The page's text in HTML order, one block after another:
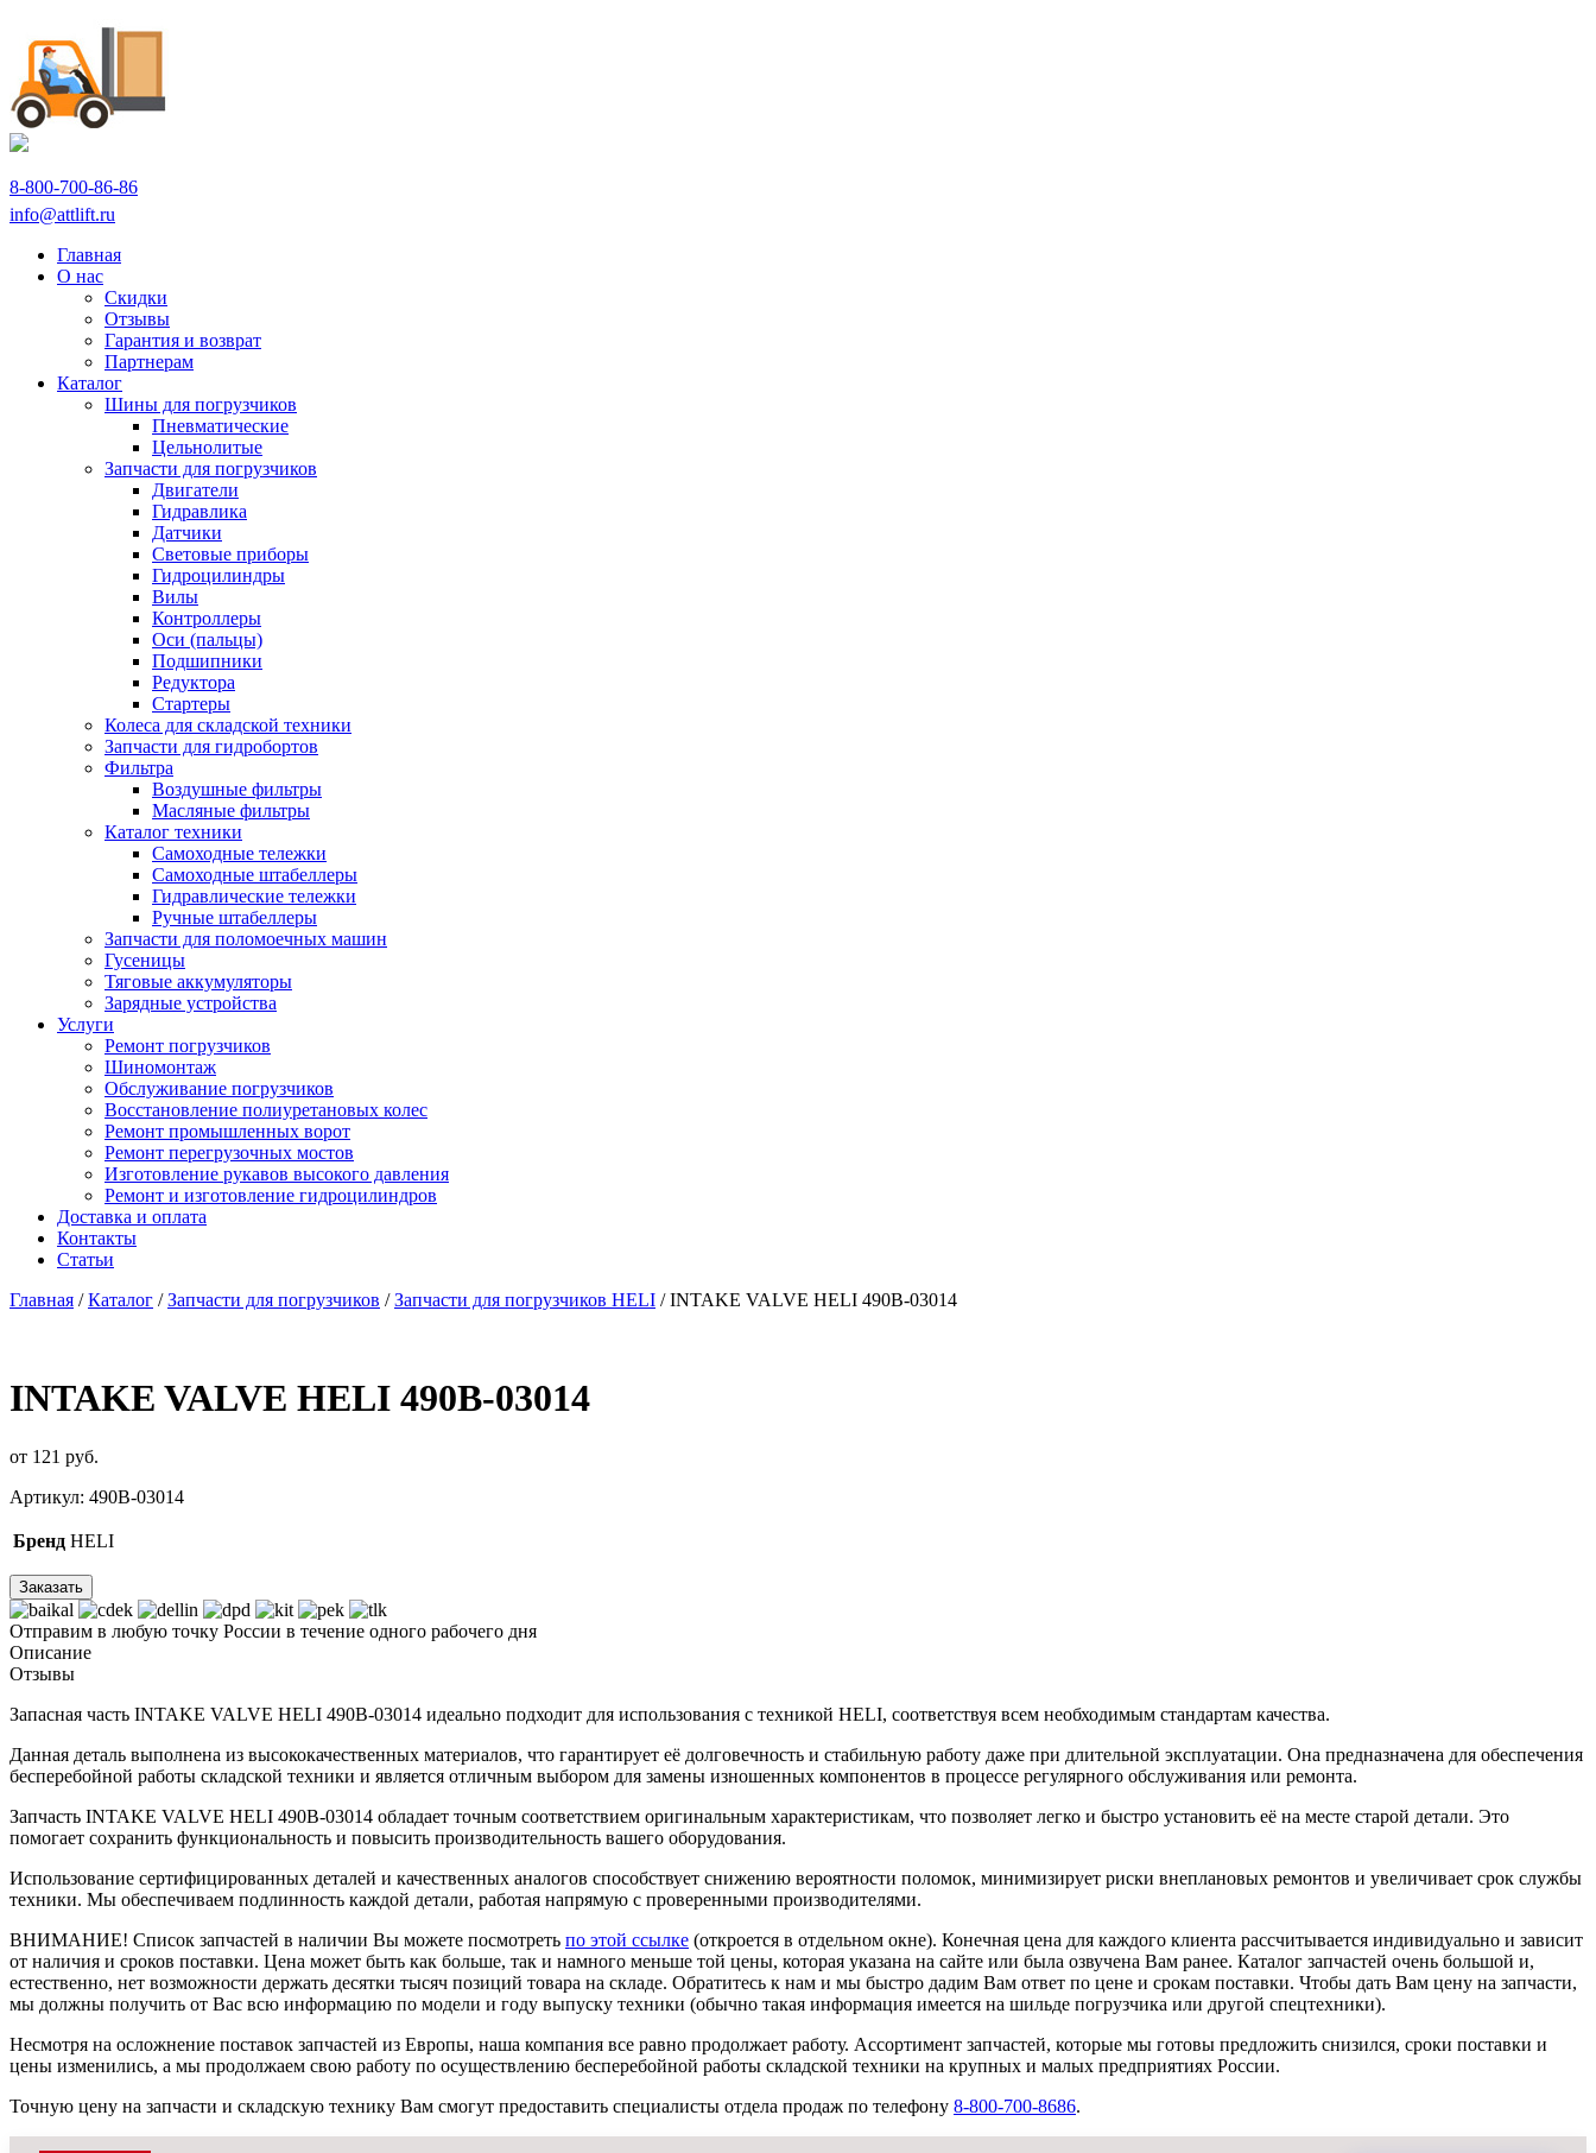
8-800-700-86-86
info@attlift.ru
Главная
О нас
Скидки
Отзывы
Гарантия и возврат
Партнерам
Каталог
Шины для погрузчиков
Пневматические
Цельнолитые
Запчасти для погрузчиков
Двигатели
Гидравлика
Датчики
Световые приборы
Гидроцилиндры
Вилы
Контроллеры
Оси (пальцы)
Подшипники
Редуктора
Стартеры
Колеса для складской техники
Запчасти для гидробортов
Фильтра
Воздушные фильтры
Масляные фильтры
Каталог техники
Самоходные тележки
Самоходные штабеллеры
Гидравлические тележки
Ручные штабеллеры
Запчасти для поломоечных машин
Гусеницы
Тяговые аккумуляторы
Зарядные устройства
Услуги
Ремонт погрузчиков
Шиномонтаж
Обслуживание погрузчиков
Восстановление полиуретановых колес
Ремонт промышленных ворот
Ремонт перегрузочных мостов
Изготовление рукавов высокого давления
Ремонт и изготовление гидроцилиндров
Доставка и оплата
Контакты
Статьи
Главная /Каталог /Запчасти для погрузчиков /Запчасти для погрузчиков HELI / INTAKE VALVE HELI 490B-03014
INTAKE VALVE HELI 490B-03014
от 121 руб.
Артикул: 490B-03014
Бренд HELI
Заказать
Отправим в любую точку России в течение одного рабочего дня
Описание
Отзывы
Запасная часть INTAKE VALVE HELI 490B-03014 идеально подходит для использования с техникой HELI, соответствуя всем необходимым стандартам качества.
Данная деталь выполнена из высококачественных материалов, что гарантирует её долговечность и стабильную работу даже при длительной эксплуатации. Она предназначена для обеспечения
бесперебойной работы складской техники и является отличным выбором для замены изношенных компонентов в процессе регулярного обслуживания или ремонта.
Запчасть INTAKE VALVE HELI 490B-03014 обладает точным соответствием оригинальным характеристикам, что позволяет легко и быстро установить её на месте старой детали. Это
помогает сохранить функциональность и повысить производительность вашего оборудования.
Использование сертифицированных деталей и качественных аналогов способствует снижению вероятности поломок, минимизирует риски внеплановых ремонтов и увеличивает срок службы
техники. Мы обеспечиваем подлинность каждой детали, работая напрямую с проверенными производителями.
ВНИМАНИЕ! Список запчастей в наличии Вы можете посмотреть по этой ссылке (откроется в отдельном окне). Конечная цена для каждого клиента рассчитывается индивидуально и зависит
от наличия и сроков поставки. Цена может быть как больше, так и намного меньше той цены, которая указана на сайте или была озвучена Вам ранее. Каталог запчастей очень большой и,
естественно, нет возможности держать десятки тысяч позиций товара на складе. Обратитесь к нам и мы быстро дадим Вам ответ по цене и срокам поставки. Чтобы дать Вам цену на запчасти,
мы должны получить от Вас всю информацию по модели и году выпуску техники (обычно такая информация имеется на шильде погрузчика или другой спецтехники).
Несмотря на осложнение поставок запчастей из Европы, наша компания все равно продолжает работу. Ассортимент запчастей, которые мы готовы предложить снизился, сроки поставки и
цены изменились, а мы продолжаем свою работу по осуществлению бесперебойной работы складской техники на крупных и малых предприятиях России.
Точную цену на запчасти и складскую технику Вам смогут предоставить специалисты отдела продаж по телефону 8-800-700-8686.